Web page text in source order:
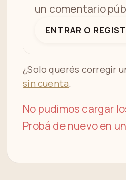
un comentario
ENTRAR O
¿Solo querés corregir
sin cuenta.
No pudimos cargar
Probá de nuevo en